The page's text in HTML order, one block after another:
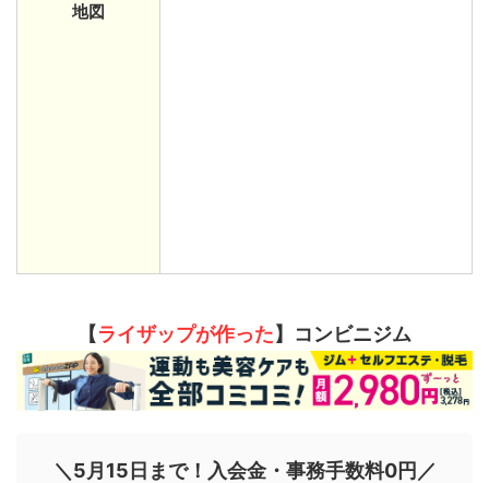
地図
【ライザップが作った】コンビニジム
＼5月15日まで！入会金・事務手数料0円／